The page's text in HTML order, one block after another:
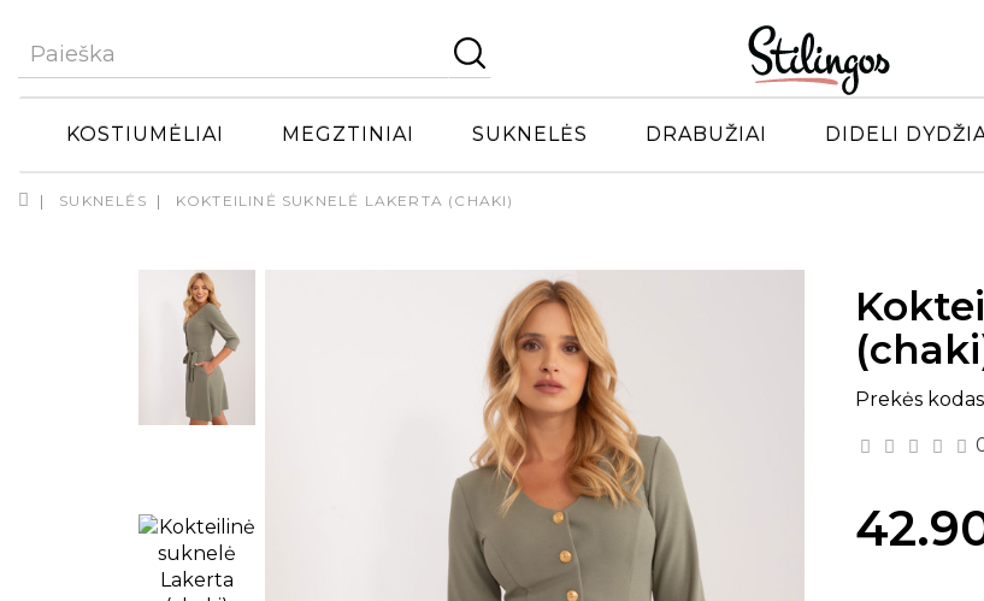
KOSTIUMĖLIAI MEGZTINIAI SUKNELĖS DRABUŽIAI DIDELI
SUKNELĖS KOKTEILINĖ SUKNELĖ LAKERTA (CHAKI)
Prekės